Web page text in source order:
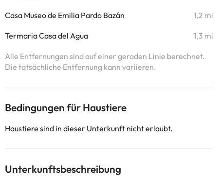
Casa Museo de Emilia Pardo Bazán 1,2 mi
Termaria Casa del Agua 1,3 mi
Alle Entfernungen sind auf einer geraden Linie berechnet.
Die tatsächliche Entfernung kann variieren.
Bedingungen für Haustiere
Haustiere sind in dieser Unterkunft nicht erlaubt.
Unterkunftsbeschreibung